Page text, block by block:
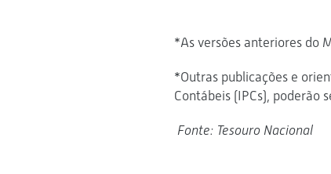
*As versões anteriores do
*Outras publicações e
Contábeis (IPCs), poderão
Fonte: Tesouro Nacional